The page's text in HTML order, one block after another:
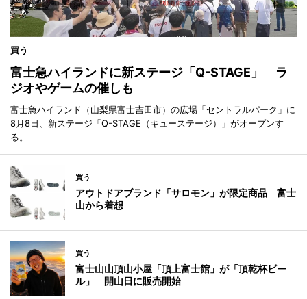
買う
富士急ハイランドに新ステージ「Q-STAGE」 ラ
ジオやゲームの催しも
富士急ハイランド（山梨県富士吉田市）の広場「セントラルパーク」に
8月8日、新ステージ「Q-STAGE（キューステージ）」がオープンす
る。
買う
アウトドアブランド「サロモン」が限定商品 富士
山から着想
買う
富士山山頂山小屋「頂上富士館」が「頂乾杯ビー
ル」 開山日に販売開始